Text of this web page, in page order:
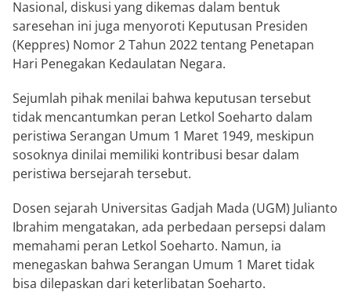
Nasional, diskusi yang dikemas dalam bentuk
saresehan ini juga menyoroti Keputusan Presiden
(Keppres) Nomor 2 Tahun 2022 tentang Penetapan
Hari Penegakan Kedaulatan Negara.
Sejumlah pihak menilai bahwa keputusan tersebut
tidak mencantumkan peran Letkol Soeharto dalam
peristiwa Serangan Umum 1 Maret 1949, meskipun
sosoknya dinilai memiliki kontribusi besar dalam
peristiwa bersejarah tersebut.
Dosen sejarah Universitas Gadjah Mada (UGM) Julianto
Ibrahim mengatakan, ada perbedaan persepsi dalam
memahami peran Letkol Soeharto. Namun, ia
menegaskan bahwa Serangan Umum 1 Maret tidak
bisa dilepaskan dari keterlibatan Soeharto.